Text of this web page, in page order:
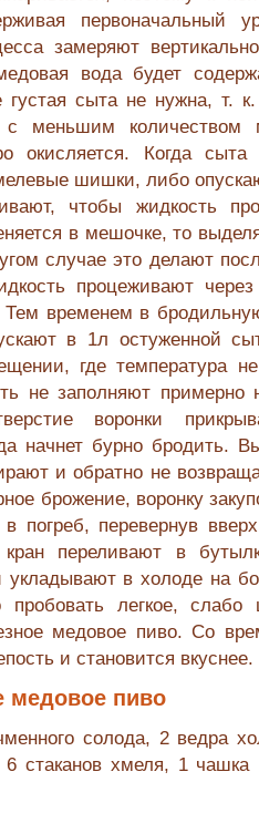
первоначальный
замеряют
вода будет
сыта не нужна, т.
меньшим количеством
окисляется. Когда
шишки, либо
чтобы жидкость
в мешочке, то
случае это делают
процеживают
временем в
в 1л остуженной
где температура
не запол­няют примерно
воронки
начнет бурно бродить.
и обратно не
брожение, воронку
в погреб, перевернув
переливают в
укладывают в холоде на
легкое, слабо
медовое пиво. Со
и становится вкуснее.
медовое пиво
солода, 2 ведра
стаканов хмеля, 1